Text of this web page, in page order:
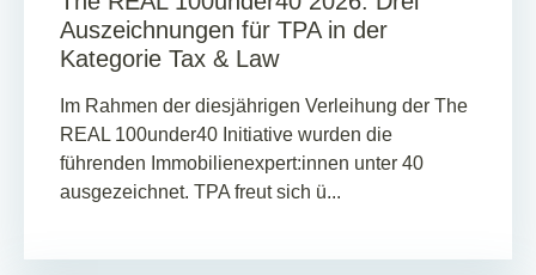
Auszeichnungen für TPA in der
Kategorie Tax & Law
Im Rahmen der diesjährigen Verleihung der The
REAL 100under40 Initiative wurden die
führenden Immobilienexpert:innen unter 40
ausgezeichnet. TPA freut sich ü...